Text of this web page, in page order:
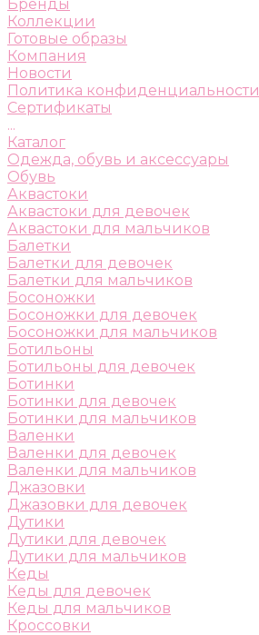
Бренды
Коллекции
Готовые образы
Компания
Новости
Политика конфиденциальности
Сертификаты
...
Каталог
Одежда, обувь и аксессуары
Обувь
Аквастоки
Аквастоки для девочек
Аквастоки для мальчиков
Балетки
Балетки для девочек
Балетки для мальчиков
Босоножки
Босоножки для девочек
Босоножки для мальчиков
Ботильоны
Ботильоны для девочек
Ботинки
Ботинки для девочек
Ботинки для мальчиков
Валенки
Валенки для девочек
Валенки для мальчиков
Джазовки
Джазовки для девочек
Дутики
Дутики для девочек
Дутики для мальчиков
Кеды
Кеды для девочек
Кеды для мальчиков
Кроссовки